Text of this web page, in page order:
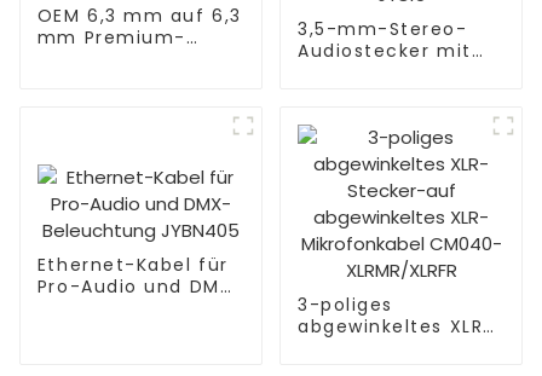
OEM 6,3 mm auf 6,3
mm Premium-
3,5-mm-Stereo-
Audiostecker mit
Ethernet-Kabel für
Pro-Audio und DMX-
3-poliges
abgewinkeltes XLR-